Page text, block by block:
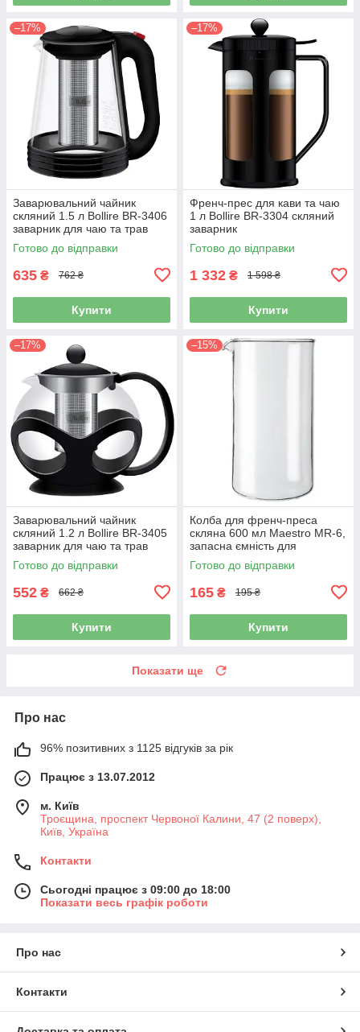
–17%
Заварювальний чайник
скляний 1.5 л Bollire BR-3406
заварник для чаю та трав
Готово до відправки
635 ₴ 762 ₴
Купити
–17%
Френч-прес для кави та чаю
1 л Bollire BR-3304 скляний
заварник
Готово до відправки
1 332 ₴ 1 598 ₴
Купити
–17%
Заварювальний чайник
скляний 1.2 л Bollire BR-3405
заварник для чаю та трав
Готово до відправки
552 ₴ 662 ₴
Купити
–15%
Колба для френч-преса
скляна 600 мл Maestro MR-6,
запасна ємність для
заварника
Готово до відправки
165 ₴ 195 ₴
Купити
Показати ще
Про нас
96% позитивних з 1125 відгуків за рік
Працює з 13.07.2012
м. Київ
Троєщина, проспект Червоної Калини, 47 (2 поверх),
Київ, Україна
Контакти
Сьогодні працює з 09:00 до 18:00
Показати весь графік роботи
Про нас
Контакти